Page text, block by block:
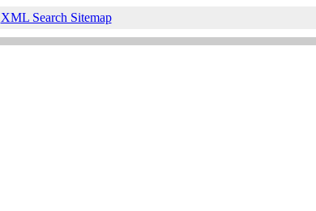
XML Search Sitemap